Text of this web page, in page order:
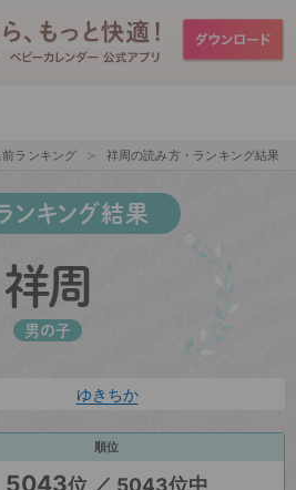
ランキング 祥周の読み方・ランキング結果
ンキング結果
祥周
男の子
ゆきちか
順位
5043位 ／ 5043位中